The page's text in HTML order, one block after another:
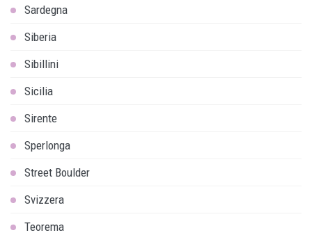
Sardegna
Siberia
Sibillini
Sicilia
Sirente
Sperlonga
Street Boulder
Svizzera
Teorema